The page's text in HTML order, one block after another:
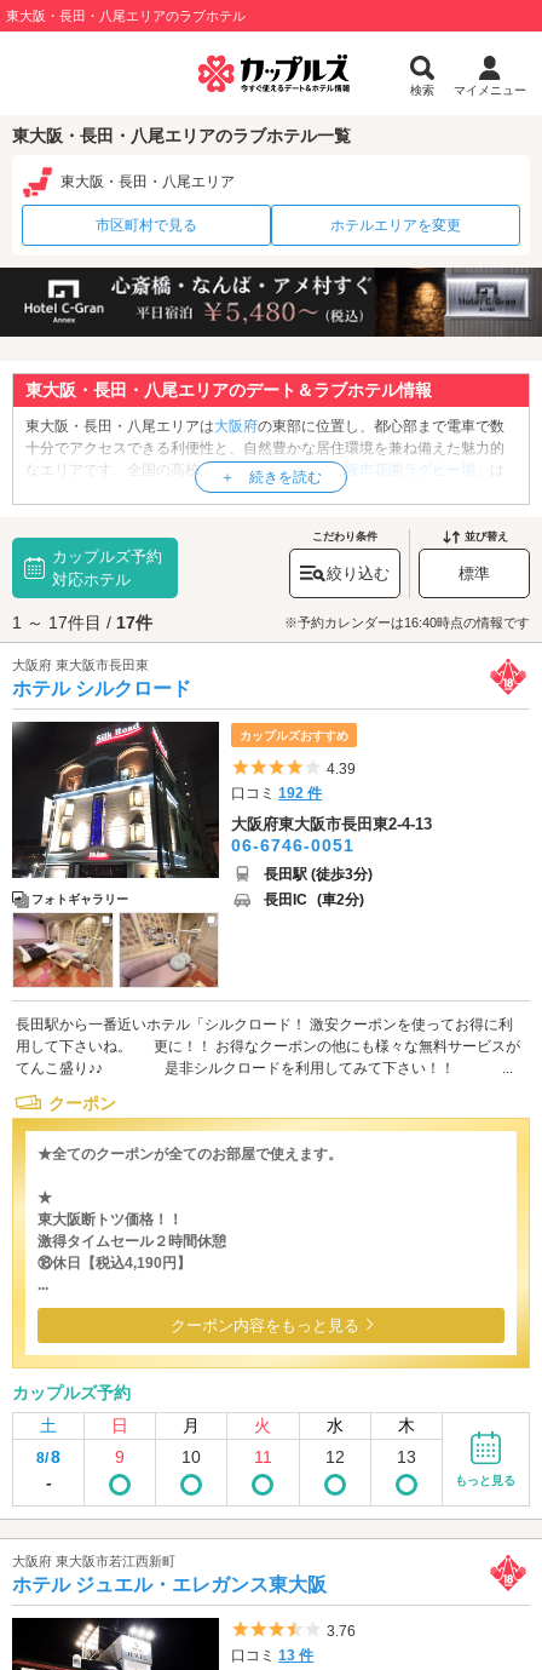
東大阪・長田・八尾エリアのラブホテル
検索 マイメニュー
東大阪・長田・八尾エリアのラブホテル一覧
東大阪・長田・八尾エリア
市区町村で見る ホテルエリアを変更
東大阪・長田・八尾エリアのデート＆ラブホテル情報
東大阪・長田・八尾エリアは大阪府の東部に位置し、都心部まで電車で数
十分でアクセスできる利便性と、自然豊かな居住環境を兼ね備えた魅力的
なエリアです。全国の高校生ラガーの憧れ「 東大阪市花園ラグビー場
」は
有名ですね。また、製造業を営む企業が多く集積し、その高い技術は世界
生が暮らす街でもあります。そして歴史小説作家・司馬遼太郎ファンなら1
度は訪れたいのが「八戸ノ里駅」から徒歩圏にある「
司馬遼太郎記念館
です！司馬遼太郎の自宅と隣接した博物館からは、実際の書斎を見学でき
ます。館内には司馬遼太郎が執筆時に使用した約2万冊もの資料が展示され
ているので、「これは"城塞"を書いたときの資料かな」などと想像を巡らせ
ながら見学すると楽しいですよ。最寄り駅周辺には「八戸ノ里商店街」が
あります。帰り道にぶらりと立ち寄ってみましょう。司馬遼太郎も通った
と言われているレトロな喫茶店などがありますよ。東大阪・長田・八尾エ
リアでデートを楽しんだ後は、ラブホテルでよりロマンチックに過ごした
いですね。このエリアのラブホテルは「東大阪ジャンクション」や「東大
阪南インター」、「布施駅」近隣に点在しています。スムーズにエスコー
トできるようにカップルズ予約しておくことをおすすめします。さっそく
ホテルをチェックしてみましょう。
カップルズ予約
対応ホテル
こだわり条件
絞り込む
並び替え
標準
1 ～ 17件目 / 17件 ※予約カレンダーは16:40時点の情報です
大阪府 東大阪市長田東
ホテル シルクロード
フォトギャラリー
カップルズおすすめ
5つ星のうち4
4.39
口コミ192 件
大阪府東大阪市長田東2-4-13
06-6746-0051
長田駅 (徒歩3分)
長田IC (車2分)
長田駅から一番近いホテル「シルクロード！ 激安クーポンを使ってお得に利
用して下さいね。 更に！！ お得なクーポンの他にも様々な無料サービスが
てんこ盛り♪♪ 是非シルクロードを利用してみて下さい！！ ...
クーポン
★全てのクーポンが全てのお部屋で使えます。
★
東大阪断トツ価格！！
激得タイムセール２時間休憩
⑱休日【税込4,190円】
...
クーポン内容をもっと見る
カップルズ予約
土
日 月 火 水 木
8/8
-
9 10 11 12 13
もっと見る
大阪府 東大阪市若江西新町
ホテル ジュエル・エレガンス東大阪
5つ星のうち3.5
3.76
口コミ13 件